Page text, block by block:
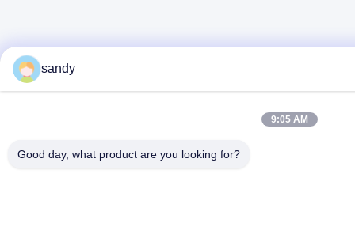
sandy
9:05 AM
Good day, what product are you looking for?